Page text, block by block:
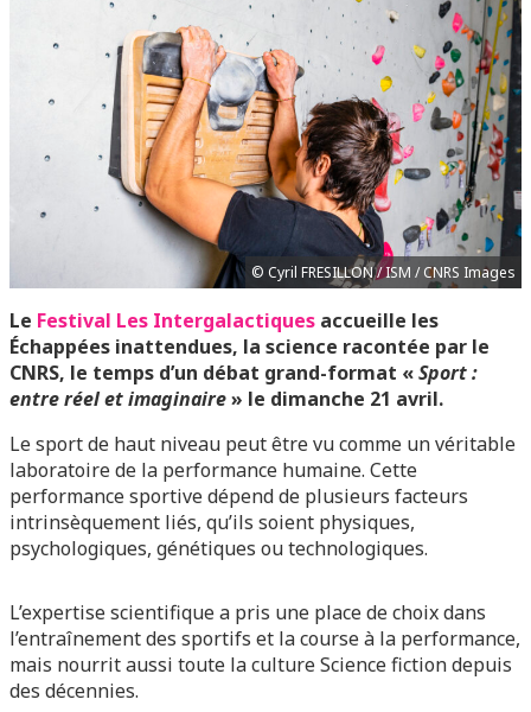
© Cyril FRESILLON / ISM / CNRS Images
Le Festival Les Intergalactiques accueille les
Échappées inattendues, la science racontée par le
CNRS, le temps d’un débat grand-format «Sport :
entre réel et imaginaire» le dimanche 21 avril.
Le sport de haut niveau peut être vu comme un véritable
laboratoire de la performance humaine. Cette
performance sportive dépend de plusieurs facteurs
intrinsèquement liés, qu’ils soient physiques,
psychologiques, génétiques ou technologiques.
L’expertise scientifique a pris une place de choix dans
l’entraînement des sportifs et la course à la performance,
mais nourrit aussi toute la culture Science fiction depuis
des décennies.